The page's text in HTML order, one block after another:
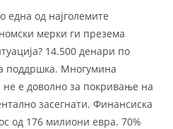
една од најголемите
мерки ги презема
14.500 денари по
поддршка. Многумина
не е доволно за покривање на
засегнати. Финансиска
од 176 милиони евра. 70%